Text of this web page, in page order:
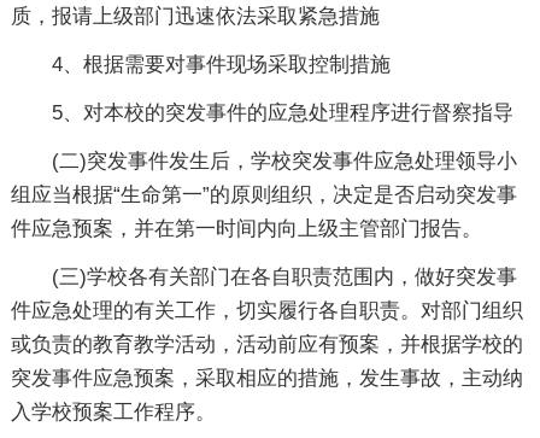
质，报请上级部门迅速依法采取紧急措施
4、根据需要对事件现场采取控制措施
5、对本校的突发事件的应急处理程序进行督察指导
(二)突发事件发生后，学校突发事件应急处理领导小
组应当根据“生命第一”的原则组织，决定是否启动突发事
件应急预案，并在第一时间内向上级主管部门报告。
(三)学校各有关部门在各自职责范围内，做好突发事
件应急处理的有关工作，切实履行各自职责。对部门组织
或负责的教育教学活动，活动前应有预案，并根据学校的
突发事件应急预案，采取相应的措施，发生事故，主动纳
入学校预案工作程序。